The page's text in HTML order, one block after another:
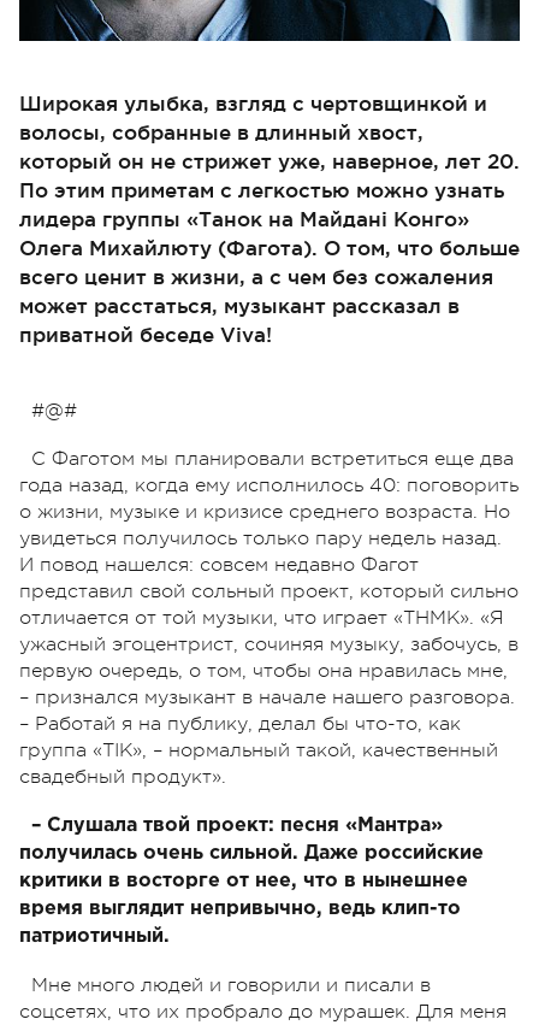
Широкая улыбка, взгляд с чертовщинкой и
волосы, собранные в длинный хвост,
который он не стрижет уже, наверное, лет 20.
По этим приметам с легкостью можно узнать
лидера группы «Танок на Майдані Конго»
Олега Михайлюту (Фагота). О том, что больше
всего ценит в жизни, а с чем без сожаления
может расстаться, музыкант рассказал в
приватной беседе Viva!
#@#
С Фаготом мы планировали встретиться еще два
года назад, когда ему исполнилось 40: поговорить
о жизни, музыке и кризисе среднего возраста. Но
увидеться получилось только пару недель назад.
И повод нашелся: совсем недавно Фагот
представил свой сольный проект, который сильно
отличается от той музыки, что играет «ТНМК». «Я
ужасный эгоцентрист, сочиняя музыку, забочусь, в
первую очередь, о том, чтобы она нравилась мне,
– признался музыкант в начале нашего разговора.
– Работай я на публику, делал бы что-то, как
группа «ТІК», – нормальный такой, качественный
свадебный продукт».
– Слушала твой проект: песня «Мантра»
получилась очень сильной. Даже российские
критики в восторге от нее, что в нынешнее
время выглядит непривычно, ведь клип-то
патриотичный.
Мне много людей и говорили и писали в
соцсетях, что их пробрало до мурашек. Для меня